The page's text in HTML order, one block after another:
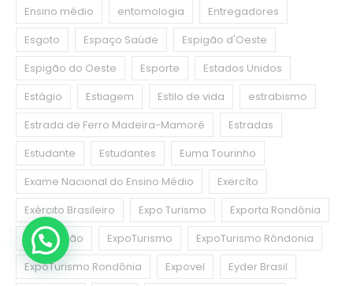
Ensino médio
entomologia
Entregadores
Esgoto
Espaço Saúde
Espigão d'Oeste
Espigão do Oeste
Esporte
Estados Unidos
Estágio
Estiagem Estilo de vida
estrabismo
Estrada de Ferro Madeira-Mamoré
Estradas
Estudante
Estudantes
Euma Tourinho
Exame Nacional do Ensino Médio
Exercíto
Exército Brasileiro
Expo Turismo
Exporta Rondônia
Exportação
ExpoTurismo
ExpoTurismo Rôndonia
ExpoTurismo Rondônia
Expovel Eyder Brasil